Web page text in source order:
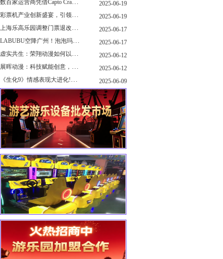
数百家运营商凭借Capto Crane娃娃机赢得玩家青睐——您呢？ 2025-06-19
彩票机产业创新盛宴，引领数字娱乐新潮流 2025-06-19
上海乐高乐园调整门票退改政策，多项“全球首发”引关注 2025-06-17
LABUBU空降广州！泡泡玛特快闪店限时开启 2025-06-17
虚实共生：荣翔动漫如何以"科技+文化"双轮驱动重塑游艺产业新生态 2025-06-12
展晖动漫：科技赋能创意，打造沉浸式游艺新体验 2025-06-12
《生化9》情感表现大进化!眼神、颤抖细节拉满！ 2025-06-09